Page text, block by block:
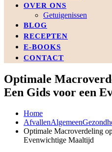
OVER ONS
Getuigenissen
BLOG
RECEPTEN
E-BOOKS
CONTACT
Optimale
Een Gids voor een
Home
AfvallenAlgemeen
Optimale Macroverdeling
Evenwichtige Maaltijd